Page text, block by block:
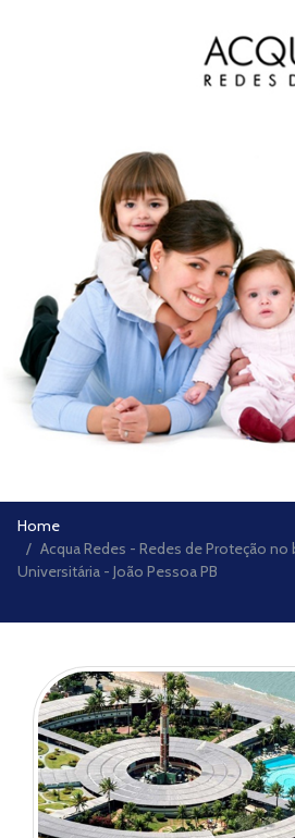
Home
Acqua Redes - Redes de Proteção no
Universitária - João Pessoa PB